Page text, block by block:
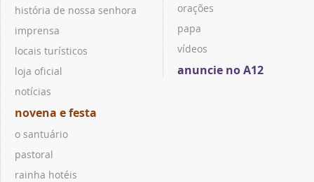
história de nossa senhora
imprensa
locais turísticos
loja oficial
notícias
novena e festa
o santuário
pastoral
rainha hotéis
orações
papa
vídeos
anuncie no A12